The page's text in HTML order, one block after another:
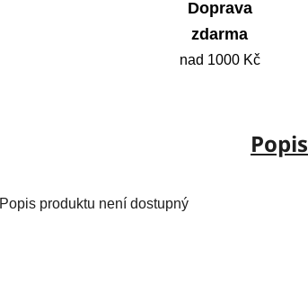
Doprava
zdarma
nad 1000 Kč
Popis
Popis produktu není dostupný